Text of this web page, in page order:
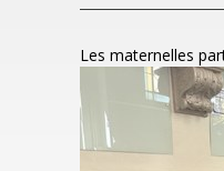
Les maternelles